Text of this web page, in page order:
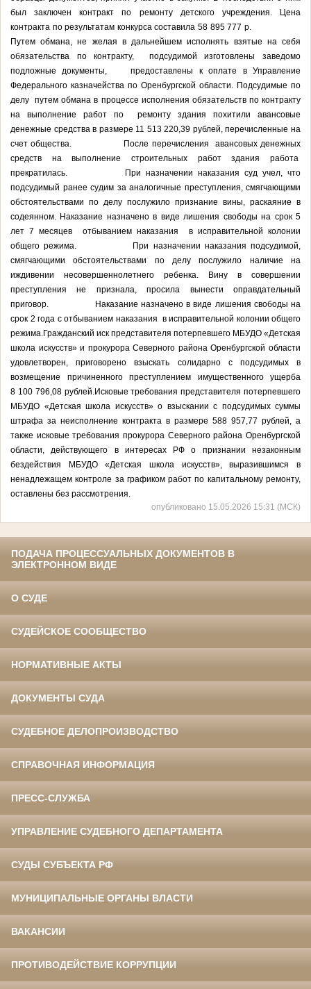
был заключен контракт по ремонту детского учреждения. Цена
контракта по результатам конкурса составила 58 895 777 р.
Путем обмана, не желая в дальнейшем исполнять взятые на себя
обязательства по контракту, подсудимой изготовлены заведомо
подложные документы, предоставлены к оплате в Управление
Федерального казначейства по Оренбургской области. Подсудимые по
делу путем обмана в процессе исполнения обязательств по контракту
на выполнение работ по ремонту здания похитили авансовые
денежные средства в размере 11 513 220,39 рублей, перечисленные на
счет общества. После перечисления авансовых денежных
средств на выполнение строительных работ здания работа
прекратилась. При назначении наказания суд учел, что
подсудимый ранее судим за аналогичные преступления, смягчающими
обстоятельствами по делу послужило признание вины, раскаяние в
содеянном. Наказание назначено в виде лишения свободы на срок 5
лет 7 месяцев отбыванием наказания в исправительной колонии
общего режима. При назначении наказания подсудимой,
смягчающими обстоятельствами по делу послужило наличие на
иждивении несовершеннолетнего ребенка. Вину в совершении
преступления не признала, просила вынести оправдательный
приговор. Наказание назначено в виде лишения свободы на
срок 2 года с отбыванием наказания в исправительной колонии общего
режима.Гражданский иск представителя потерпевшего МБУДО «Детская
школа искусств» и прокурора Северного района Оренбургской области
удовлетворен, приговорено взыскать солидарно с подсудимых в
возмещение причиненного преступлением имущественного ущерба
8 100 796,08 рублей.Исковые требования представителя потерпевшего
МБУДО «Детская школа искусств» о взыскании с подсудимых суммы
штрафа за неисполнение контракта в размере 588 957,77 рублей, а
также исковые требования прокурора Северного района Оренбургской
области, действующего в интересах РФ о признании незаконным
бездействия МБУДО «Детская школа искусств», выразившимся в
ненадлежащем контроле за графиком работ по капитальному ремонту,
оставлены без рассмотрения.
опубликовано 15.05.2026 15:31 (МСК)
ПОДАЧА ПРОЦЕССУАЛЬНЫХ ДОКУМЕНТОВ В
ЭЛЕКТРОННОМ ВИДЕ
О СУДЕ
СУДЕЙСКОЕ СООБЩЕСТВО
НОРМАТИВНЫЕ АКТЫ
ДОКУМЕНТЫ СУДА
СУДЕБНОЕ ДЕЛОПРОИЗВОДСТВО
СПРАВОЧНАЯ ИНФОРМАЦИЯ
ПРЕСС-СЛУЖБА
УПРАВЛЕНИЕ СУДЕБНОГО ДЕПАРТАМЕНТА
СУДЫ СУБЪЕКТА РФ
МУНИЦИПАЛЬНЫЕ ОРГАНЫ ВЛАСТИ
ВАКАНСИИ
ПРОТИВОДЕЙСТВИЕ КОРРУПЦИИ